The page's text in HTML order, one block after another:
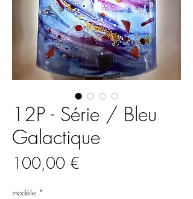
12P - Série / Bleu
Galactique
100,00 €
modèle *